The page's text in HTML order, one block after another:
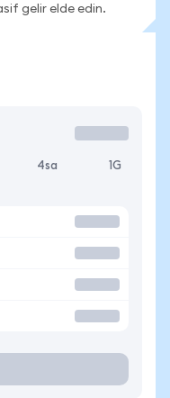
gelir elde edin.
4sa 1G